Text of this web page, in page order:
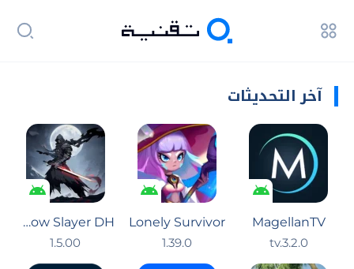
آخر التحديثات
MagellanTV
tv.3.2.0
Lonely Survivor
1.39.0
Shadow Slayer DH
1.5.00